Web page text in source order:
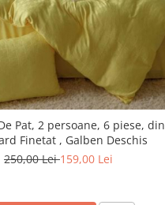
Pat, 2 persoane, 6 piese, din
Finetat , Galben Deschis
250,00 Lei159,00 Lei